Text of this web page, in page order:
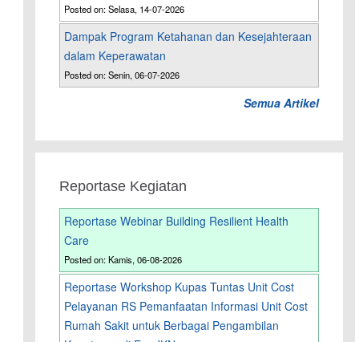
Posted on: Selasa, 14-07-2026
Dampak Program Ketahanan dan Kesejahteraan
dalam Keperawatan
Posted on: Senin, 06-07-2026
Semua Artikel
Reportase Kegiatan
Reportase Webinar Building Resilient Health
Care
Posted on: Kamis, 06-08-2026
Reportase Workshop Kupas Tuntas Unit Cost
Pelayanan RS Pemanfaatan Informasi Unit Cost
Rumah Sakit untuk Berbagai Pengambilan